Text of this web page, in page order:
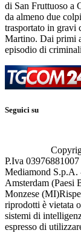
di San Fruttuoso a
da almeno due
trasportato in gravi
Martino. Dai primi
episodio di
Seguici su
P.Iva
Mediamond S.p.A.
Amsterdam (Paesi
Monzese (MI)
riprodotti è vietata
sistemi di
espresso di